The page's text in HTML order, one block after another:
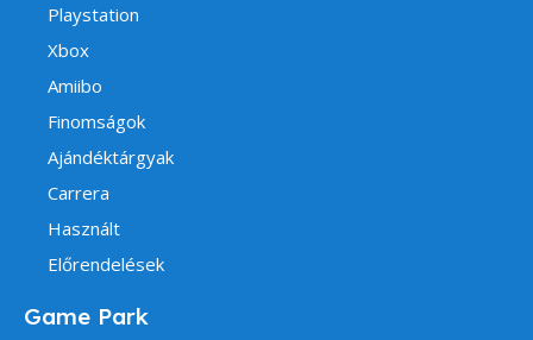
Playstation
Xbox
Amiibo
Finomságok
Ajándéktárgyak
Carrera
Használt
Előrendelések
Game Park